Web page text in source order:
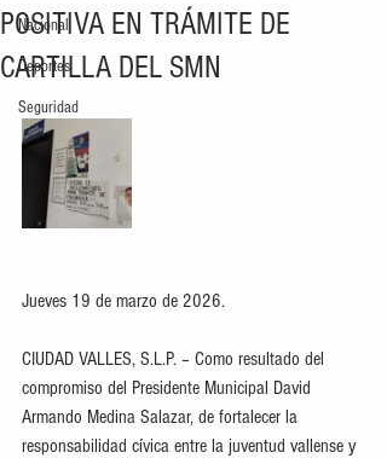
Nacional
Deportes
Seguridad
POSITIVA EN TRÁMITE DE
CARTILLA DEL SMN
Jueves 19 de marzo de 2026.
CIUDAD VALLES, S.L.P. – Como resultado del
compromiso del Presidente Municipal David
Armando Medina Salazar, de fortalecer la
responsabilidad cívica entre la juventud vallense y